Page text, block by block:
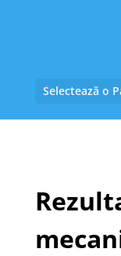
Selectează o